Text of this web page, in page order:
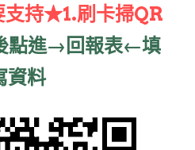
持★1.刷卡掃QR
點進→回報表←填
資料